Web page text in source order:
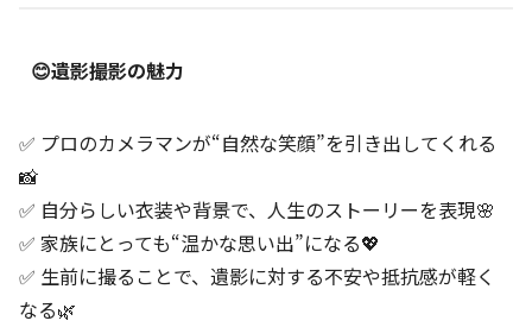
😊遺影撮影の魅力
✅ プロのカメラマンが“自然な笑顔”を引き出してくれる
📸
✅ 自分らしい衣装や背景で、人生のストーリーを表現🌸
✅ 家族にとっても“温かな思い出”になる💖
✅ 生前に撮ることで、遺影に対する不安や抵抗感が軽く
なる🌿